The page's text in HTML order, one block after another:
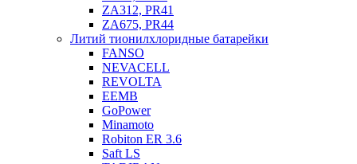
ZA312, PR41
ZA675, PR44
Литий тионилхлоридные батарейки
FANSO
NEVACELL
REVOLTA
EEMB
GoPower
Minamoto
Robiton ER 3.6
Saft LS